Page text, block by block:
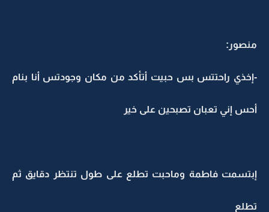
منصور:
-إخذي راحتتس بس حبيت أتأكد من مكان وجودتس أنا بنام
أحس إني تعبان تصبحين على خير
إبتسمت فاطمة وماحبت تطلع على طول تنتظر دقايق ثم
تطلع